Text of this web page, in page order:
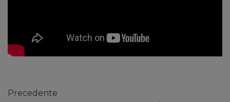
Precedente